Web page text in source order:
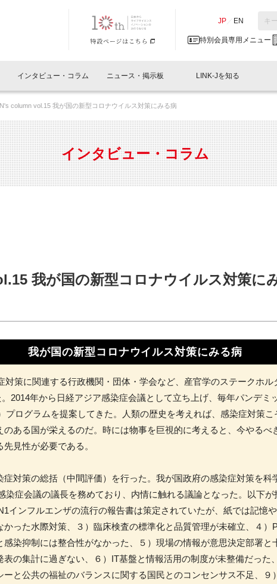
JP EN
特別会員専用メニュー
閉じる
員開催
参加
イベントレポート一覧
LINK-J主催・共催 特
LINK-J協賛・協力 出
What's "UNIKORN"？ What's
インタビュー・コラム
ベンチャーインタビュー 会報誌
サポーターコラム 日本橋
ニュース・掲示板
リリース
連
人と情報の交流掲示板一覧
会員プレスリリース ニ
募集 イ
LINK-Jを知る
Why in Nihonbashi What’s
サポーター紹介 事業内
パンフレット GTB日
特別会員について 入会申
オフィス・ラボ 施設ご
column vol.15 我が国の新型コロナウイルス対策にみる病
インタビュー・コラム
我が国の新型コロナウイルス対策に
我が国の新型コロナウイルス対策にみる病
対策に関連する行政機関・団体・学会など、産官学のステークホ
2014年から日経アジア感染症会議として立ち上げ、毎年パンデミ
プログラムを提案してきた。人類の歴史を考えれば、感染症対策
ある国が栄えるのだ。時には物事を巨視的に考えると、今やるべ
見性が必要である。
対策の総括（中間評価）を行った。我が国政府の感染症対策を科
染症会議の議長を務めており、内情に触れる議論となった。以下
インフルエンザの流行の報告書は策定されていたが、紙では記憶
かった水際対策、３）臨床検査の標準化と品質管理が未確立、４）
染抑制には整合性がなかった、５）現場の情報が意思決定部署と
表の集計に過ぎない、６）IT基盤と情報活用の制度が未整備だった
ーと公共の福祉のバランスに関する国民とのコンセンサス不足、